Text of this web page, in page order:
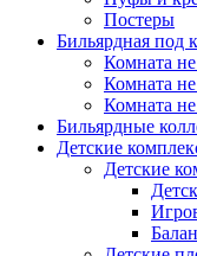
Постеры
Бильярдная под
Комната
Комната
Комната
Бильярдные
Детские
Детские